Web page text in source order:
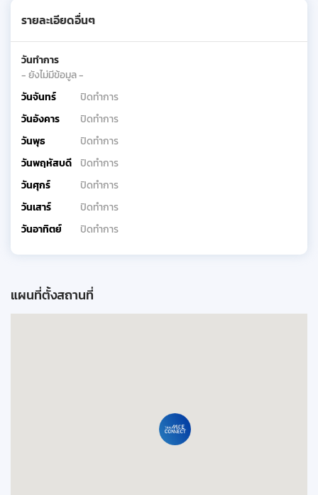
รายละเอียดอื่นๆ
วันทำการ
- ยังไม่มีข้อมูล -
วันจันทร์
ปิดทำการ
วันอังคาร
ปิดทำการ
วันพุธ
ปิดทำการ
วันพฤหัสบดี
ปิดทำการ
วันศุกร์
ปิดทำการ
วันเสาร์
ปิดทำการ
วันอาทิตย์
ปิดทำการ
แผนที่ตั้งสถานที่